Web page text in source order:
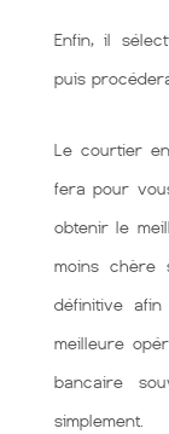
Enfin, il
puis
Le courtier
fera pour
obtenir le
moins chère
définitive
meilleure
bancaire
simplement.